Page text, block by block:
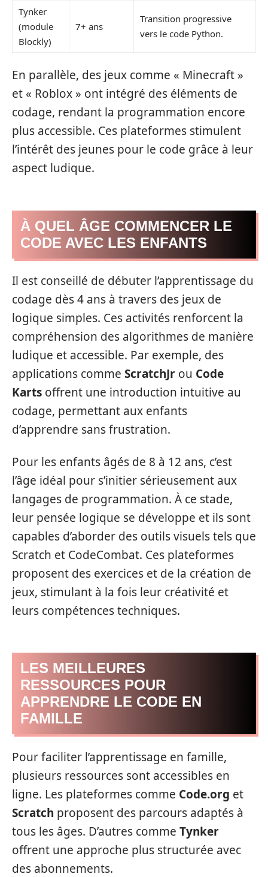
Tynker
(module
Blockly)
7+ ans
Transition progressive
vers le code Python.
En parallèle, des jeux comme « Minecraft »
et « Roblox » ont intégré des éléments de
codage, rendant la programmation encore
plus accessible. Ces plateformes stimulent
l’intérêt des jeunes pour le code grâce à leur
aspect ludique.
À QUEL ÂGE COMMENCER LE
CODE AVEC LES ENFANTS
Il est conseillé de débuter l’apprentissage du
codage dès 4 ans à travers des jeux de
logique simples. Ces activités renforcent la
compréhension des algorithmes de manière
ludique et accessible. Par exemple, des
applications comme ScratchJr ou Code
Karts offrent une introduction intuitive au
codage, permettant aux enfants
d’apprendre sans frustration.
Pour les enfants âgés de 8 à 12 ans, c’est
l’âge idéal pour s’initier sérieusement aux
langages de programmation. À ce stade,
leur pensée logique se développe et ils sont
capables d’aborder des outils visuels tels que
Scratch et CodeCombat. Ces plateformes
proposent des exercices et de la création de
jeux, stimulant à la fois leur créativité et
leurs compétences techniques.
LES MEILLEURES
RESSOURCES POUR
APPRENDRE LE CODE EN
FAMILLE
Pour faciliter l’apprentissage en famille,
plusieurs ressources sont accessibles en
ligne. Les plateformes comme Code.org et
Scratch proposent des parcours adaptés à
tous les âges. D’autres comme Tynker
offrent une approche plus structurée avec
des abonnements.